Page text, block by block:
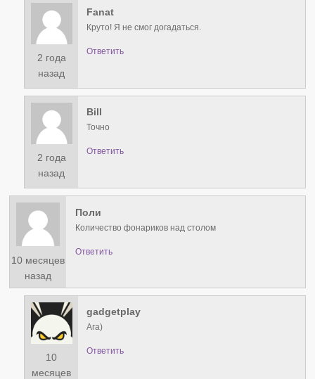
2 года
назад
Fanat
Круто! Я не смог догадаться.
Ответить
2 года
назад
Bill
Точно
Ответить
10 месяцев
назад
Поли
Количество фонариков над столом
Ответить
10
месяцев
gadgetplay
Ага)
Ответить